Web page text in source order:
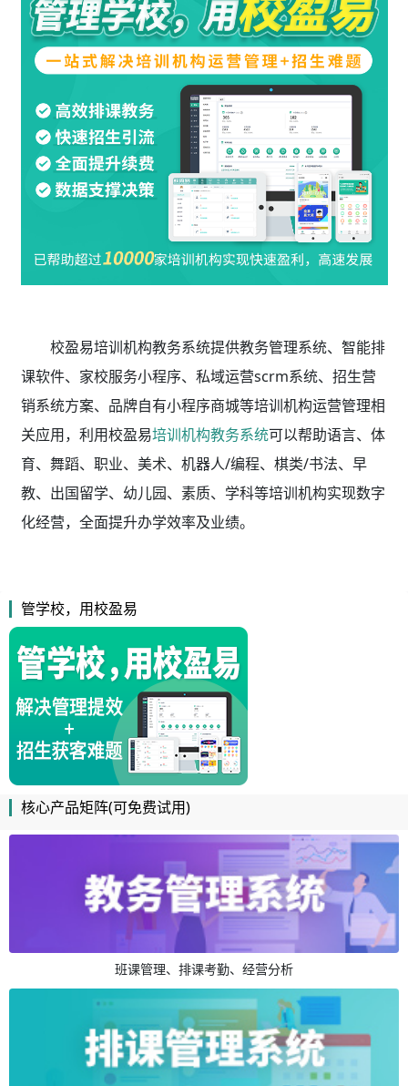
校盈易培训机构教务系统提供教务管理系统、智能排
课软件、家校服务小程序、私域运营scrm系统、招生营
销系统方案、品牌自有小程序商城等培训机构运营管理相
关应用，利用校盈易培训机构教务系统可以帮助语言、体
育、舞蹈、职业、美术、机器人/编程、棋类/书法、早
教、出国留学、幼儿园、素质、学科等培训机构实现数字
化经营，全面提升办学效率及业绩。
管学校，用校盈易
核心产品矩阵(可免费试用)
班课管理、排课考勤、经营分析